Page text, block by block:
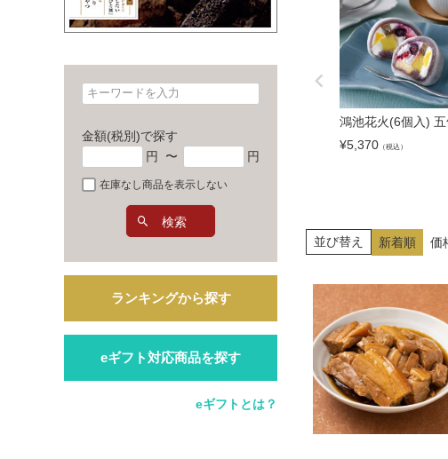
金額(税別)で探す
円
〜 円
在庫なし商品を表示しない
検索
ランキングから探す
eギフト対応商品を探す
eギフトとは？
鴻池花火(6個入)
¥5,370 （税込）
並び替え 新着順 価